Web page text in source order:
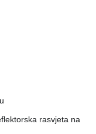
rasvjeta na